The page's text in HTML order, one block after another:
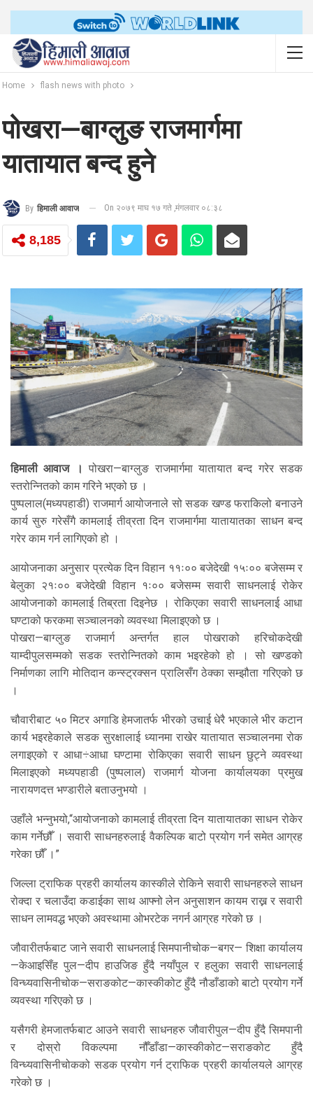
Home flash news with photo
पोखरा—बाग्लुङ राजमार्गमा
यातायात बन्द हुने
By हिमाली आवाज On २०७९ माघ १७ गते ,मंगलवार ०८:३८
8,185
हिमाली आवाज । पोखरा—बाग्लुङ राजमार्गमा यातायात बन्द गरेर सडक
स्तरोन्नितको काम गरिने भएको छ ।
पुष्पलाल(मध्यपहाडी) राजमार्ग आयोजनाले सो सडक खण्ड फराकिलो बनाउने
कार्य सुरु गरेसँगै कामलाई तीव्रता दिन राजमार्गमा यातायातका साधन बन्द
गरेर काम गर्न लागिएको हो ।
आयोजनाका अनुसार प्रत्येक दिन विहान ११ः०० बजेदेखी १५ः०० बजेसम्म र
बेलुका २१ः०० बजेदेखी विहान १ः०० बजेसम्म सवारी साधनलाई रोकेर
आयोजनाको कामलाई तिब्रता दिइनेछ । रोकिएका सवारी साधनलाई आधा
घण्टाको फरकमा सञ्चालनको व्यवस्था मिलाइएको छ ।
पोखरा—बाग्लुङ राजमार्ग अन्तर्गत हाल पोखराको हरिचोकदेखी
याम्दीपुलसम्मको सडक स्तरोन्नितको काम भइरहेको हो । सो खण्डको
निर्माणका लागि मोतिदान कन्स्ट्रक्सन प्रालिसँग ठेक्का सम्झौता गरिएको छ
।
चौवारीबाट ५० मिटर अगाडि हेमजातर्फ भीरको उचाई धेरै भएकाले भीर कटान
कार्य भइरहेकाले सडक सुरक्षालाई ध्यानमा राखेर यातायात सञ्चालनमा रोक
लगाइएको र आधा÷आधा घण्टामा रोकिएका सवारी साधन छुट्ने व्यवस्था
मिलाइएको मध्यपहाडी (पुष्पलाल) राजमार्ग योजना कार्यालयका प्रमुख
नारायणदत्त भण्डारीले बताउनुभयो ।
उहाँले भन्नुभयो,“आयोजनाको कामलाई तीव्रता दिन यातायातका साधन रोकेर
काम गर्नेछौँ । सवारी साधनहरुलाई वैकल्पिक बाटो प्रयोग गर्न समेत आग्रह
गरेका छौँ ।”
जिल्ला ट्राफिक प्रहरी कार्यालय कास्कीले रोकिने सवारी साधनहरुले साधन
रोक्दा र चलाउँदा कडाईका साथ आफ्नो लेन अनुसाशन कायम राख्न र सवारी
साधन लामवद्ध भएको अवस्थामा ओभरटेक नगर्न आग्रह गरेको छ ।
जौवारीतर्फबाट जाने सवारी साधनलाई सिमपानीचोक—बगर— शिक्षा कार्यालय
—केआइसिँह पुल—दीप हाउजिङ हुँदै नयाँपुल र हलुका सवारी साधनलाई
विन्ध्यवासिनीचोक—सराङकोट—कास्कीकोट हुँदै नौडाँडाको बाटो प्रयोग गर्ने
व्यवस्था गरिएको छ ।
यसैगरी हेमजातर्फबाट आउने सवारी साधनहरु जौवारीपुल—दीप हुँदै सिमपानी
र दोस्रो विकल्पमा नौँडाँडा—कास्कीकोट—सराङकोट हुँदै
विन्ध्यवासिनीचोकको सडक प्रयोग गर्न ट्राफिक प्रहरी कार्यालयले आग्रह
गरेको छ ।